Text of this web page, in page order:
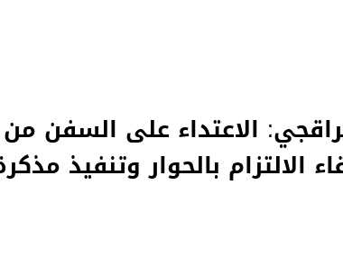
الاعتداء على السفن
الالتزام بالحوار وتنفيذ